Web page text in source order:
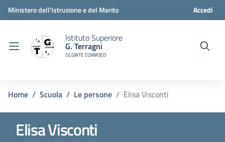
Ministero dell'Istruzione e del Merito Accedi
Istituto Superiore
G. Terragni
OLGIATE COMASCO
Home Scuola Le persone Elisa Visconti
Elisa Visconti